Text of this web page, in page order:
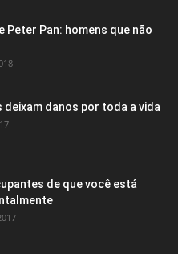
Peter Pan: homens que não
deixam danos por toda a vida
de que você está